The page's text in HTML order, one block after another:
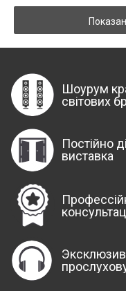
Шоурум
світових
Постійно
виставка